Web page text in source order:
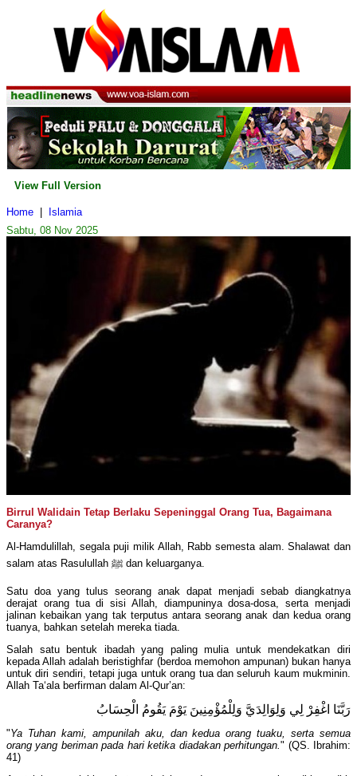
View Full Version
Home
Islamia
Sabtu, 08 Nov 2025
Birrul Walidain Tetap Berlaku Sepeninggal Orang Tua, Bagaimana
Caranya?
Al-Hamdulillah, segala puji milik Allah, Rabb semesta alam. Shalawat dan
salam atas Rasulullah ﷺ dan keluarganya.
Satu doa yang tulus seorang anak dapat menjadi sebab diangkatnya
derajat orang tua di sisi Allah, diampuninya dosa-dosa, serta menjadi
jalinan kebaikan yang tak terputus antara seorang anak dan kedua orang
tuanya, bahkan setelah mereka tiada.
Salah satu bentuk ibadah yang paling mulia untuk mendekatkan diri
kepada Allah adalah beristighfar (berdoa memohon ampunan) bukan hanya
untuk diri sendiri, tetapi juga untuk orang tua dan seluruh kaum mukminin.
Allah Ta‘ala berfirman dalam Al-Qur’an:
رَبَّنَا اغْفِرْ لِي وَلِوَالِدَيَّ وَلِلْمُؤْمِنِينَ يَوْمَ يَقُومُ الْحِسَابُ
"Ya Tuhan kami, ampunilah aku, dan kedua orang tuaku, serta semua
orang yang beriman pada hari ketika diadakan perhitungan." (QS. Ibrahim:
41)